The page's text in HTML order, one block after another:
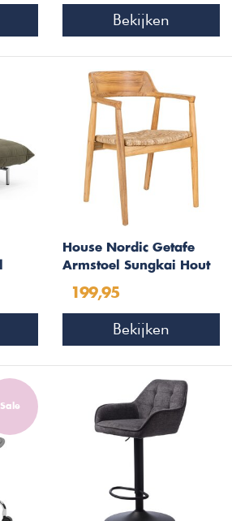
Bekijken
House Nordic Getafe
Armstoel Sungkai Hout
199,95
Bekijken
Sale